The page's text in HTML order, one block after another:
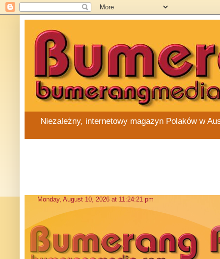
Niezależny, internetowy magazyn Polaków w